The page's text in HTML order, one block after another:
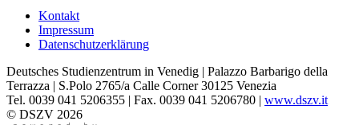
Kontakt
Impressum
Datenschutzerklärung
Deutsches Studienzentrum in Venedig | Palazzo Barbarigo della
Terrazza | S.Polo 2765/a Calle Corner 30125 Venezia
Tel. 0039 041 5206355 | Fax. 0039 041 5206780 | www.dszv.it
© DSZV 2026